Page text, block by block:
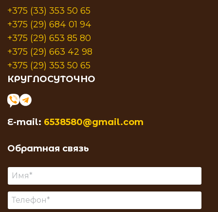
+375 (33) 353 50 65
+375 (29) 684 01 94
+375 (29) 653 85 80
+375 (29) 663 42 98
+375 (29) 353 50 65
КРУГЛОСУТОЧНО
E-mail: 6538580@gmail.com
Обратная связь